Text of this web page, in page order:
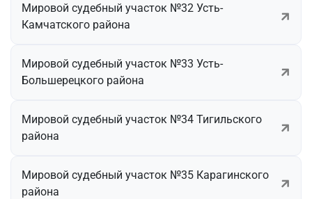
Мировой судебный участок №32 Усть-
Камчатского района
Мировой судебный участок №33 Усть-
Большерецкого района
Мировой судебный участок №34 Тигильского
района
Мировой судебный участок №35 Карагинского
района